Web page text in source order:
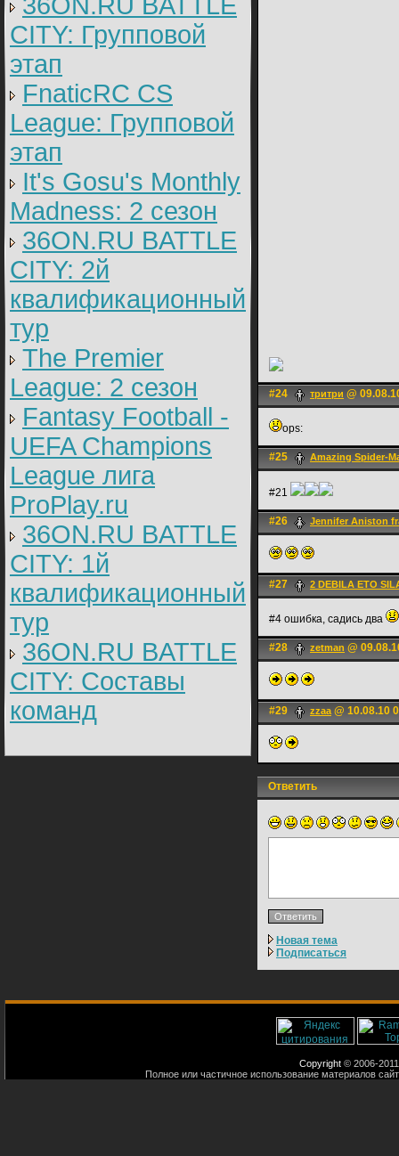
CITY: Групповой
этап
FnaticRC CS
League: Групповой
этап
It's Gosu's Monthly
Madness: 2 сезон
36ON.RU BATTLE
CITY: 2й
квалификационный
тур
The Premier
League: 2 cезон
Fantasy Football -
UEFA Champions
League лига
ProPlay.ru
36ON.RU BATTLE
CITY: 1й
квалификационный
тур
36ON.RU BATTLE
CITY: Составы
команд
#24 тритри @
ops:
#25 Amazing Spider-
#21
#26 Jennifer Aniston
#27 2 DEBILA ETO
#4 ошибка, садись два
#28 zetman @
#29 zzaa@ 10.08.10
Ответить
Новая тема
Подписаться
Copyright © 2006-
Полное или частичное использование материалов